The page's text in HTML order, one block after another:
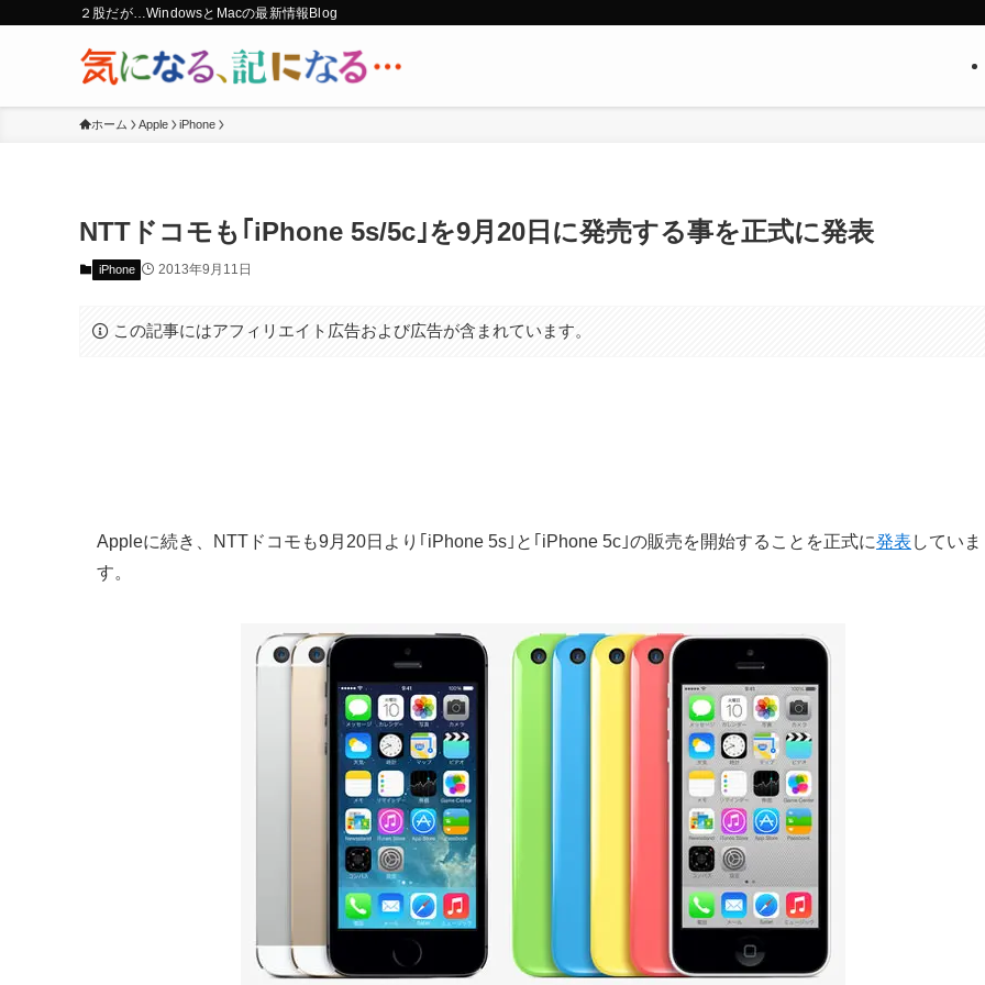
２股だが…WindowsとMacの最新情報Blog
ホーム Apple iPhone
NTTドコモも｢iPhone 5s/5c｣を9月20日に発売する事を正式に発表
iPhone 2013年9月11日
この記事にはアフィリエイト広告および広告が含まれています。
Appleに続き、NTTドコモも9月20日より｢iPhone 5s｣と｢iPhone 5c｣の販売を開始することを正式に発表 していま
す。